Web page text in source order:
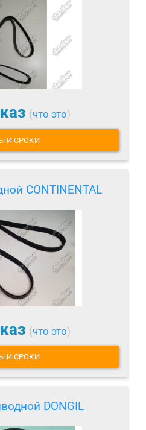
(что это)
И СРОКИ
CONTINENTAL
(что это)
И СРОКИ
DONGIL